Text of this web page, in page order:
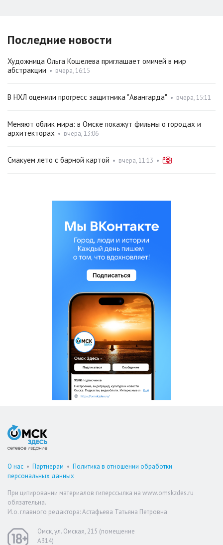
Последние новости
Художница Ольга Кошелева приглашает омичей в мир
абстракции • вчера, 16:15
В НХЛ оценили прогресс защитника "Авангарда" • вчера, 15:11
Меняют облик мира: в Омске покажут фильмы о городах и
архитекторах • вчера, 13:06
Смакуем лето с барной картой • вчера, 11:13 •
О нас • Партнерам • Политика в отношении обработки
персональных данных
При цитировании материалов гиперссылка на www.omskzdes.ru
обязательна.
И.о. главного редактора: Астафьева Татьяна Петровна
Омск, ул. Омская, 215 (помещение
А314)